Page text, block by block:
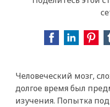
Человеческий мозг,
долгое время был
изучения. Попытка